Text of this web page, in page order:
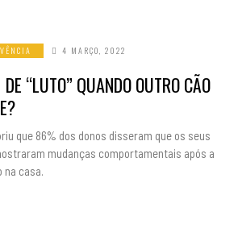
4 MARÇO, 2022
“LUTO” QUANDO OUTRO CÃO
que 86% dos donos disseram que os seus
mudanças comportamentais após a
na casa.